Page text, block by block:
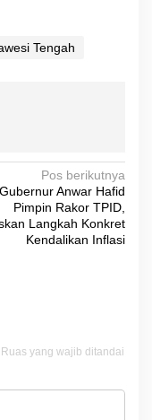
Tengah
Pos berikutnya
Gubernur Anwar Hafid
Pimpin Rakor TPID,
Langkah Konkret
Kendalikan Inflasi
Ruas yang wajib ditandai